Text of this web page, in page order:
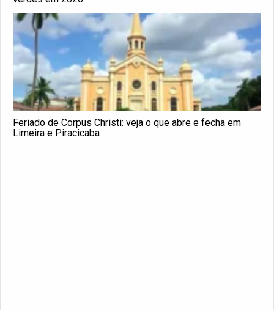
Feriado de Corpus Christi: veja o que abre e fecha em
Limeira e Piracicaba